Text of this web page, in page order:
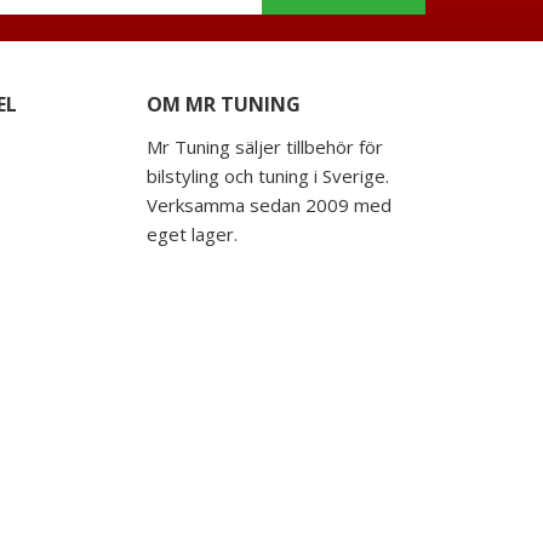
OM MR TUNING
Mr Tuning säljer tillbehör för
bilstyling och tuning i Sverige.
Verksamma sedan 2009 med
eget lager.